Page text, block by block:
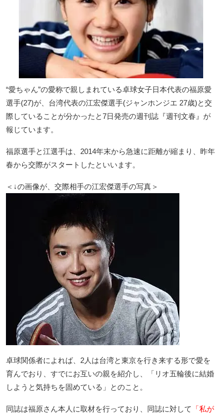
“愛ちゃん”の愛称で親しまれている卓球女子日本代表の福原愛
選手(27)が、台湾代表の江宏傑選手(ジャンホンジエ 27歳)と交
際していることが分かったと7日発売の週刊誌『週刊文春』が
報じています。
福原選手と江選手は、2014年末から急速に距離が縮まり、昨年
春から交際がスタートしたといいます。
＜↓の画像が、交際相手の江宏傑選手の写真＞
卓球関係者によれば、2人は台湾と東京を行き来する形で愛を
育んでおり、すでにお互いの親を紹介し、「リオ五輪後に結婚
しようと気持ちを固めている」とのこと。
同誌は福原さん本人に取材を行っており、同誌に対して
「私が